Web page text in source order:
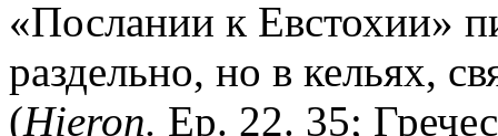
«Послании к Евстохии»
раздельно, но в кельях,
(Hieron. Ep. 22. 35;